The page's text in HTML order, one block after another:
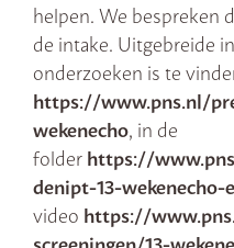
helpen. We bespreken
de intake. Uitgebreide
onderzoeken is te
https://www.pns.nl/
wekenecho, in de
folder https://
denipt-13-wekenecho-
video https://